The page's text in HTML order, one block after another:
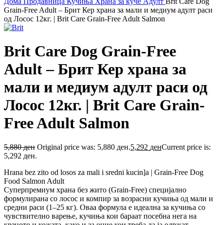
Grain-Free Adult – Брит Кер храна за мали и медиум адулт раси
од Лосос 12кг. | Brit Care Grain-Free Adult Salmon
Brit Care Dog Grain-Free
Adult – Брит Кер храна за
мали и медиум адулт раси од
Лосос 12кг. | Brit Care Grain-
Free Adult Salmon
5,880ден Original price was: 5,880 ден.5,292 денCurrent price is:
5,292 ден.
Hrana bez zito od losos za mali i sredni kucin]a | Grain-Free Dog
Food Salmon Adult
Суперпремиум храна без жито (Grain-Free) специјално
формулирана со лосос и компир за возрасни кучиња од мали и
средни раси (1–25 кг). Оваа формула е идеална за кучиња со
чувствително варење, кучиња кои бараат посебна нега на